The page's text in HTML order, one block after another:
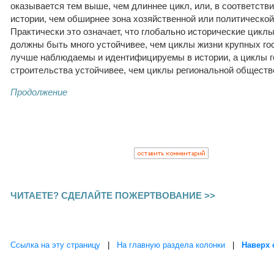
оказывается тем выше, чем длиннее цикл, или, в
истории, чем обширнее зона хозяйственной или
Практически это означает, что глобально исторические
должны быть много устойчивее, чем циклы жизни крупных
лучше наблюдаемы и идентифицируемы в истории, а циклы
строительства устойчивее, чем циклы региональной
Продолжение
ЧИТАЕТЕ? СДЕЛАЙТЕ ПОЖЕРТВОВАНИЕ >>
Ссылка на эту страницу На главную раздела колонки Наверх